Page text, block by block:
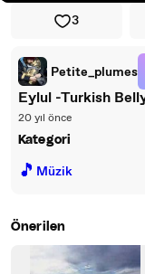
3
Petite_plumes
Eylul -Turkish
20 yıl önce
Kategori
🎵 Müzik
Önerilen